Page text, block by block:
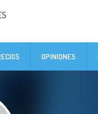
OPINIONES